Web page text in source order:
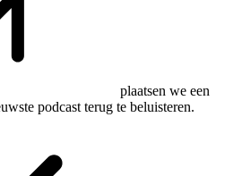
plaatsen we een
podcast terug te beluisteren.